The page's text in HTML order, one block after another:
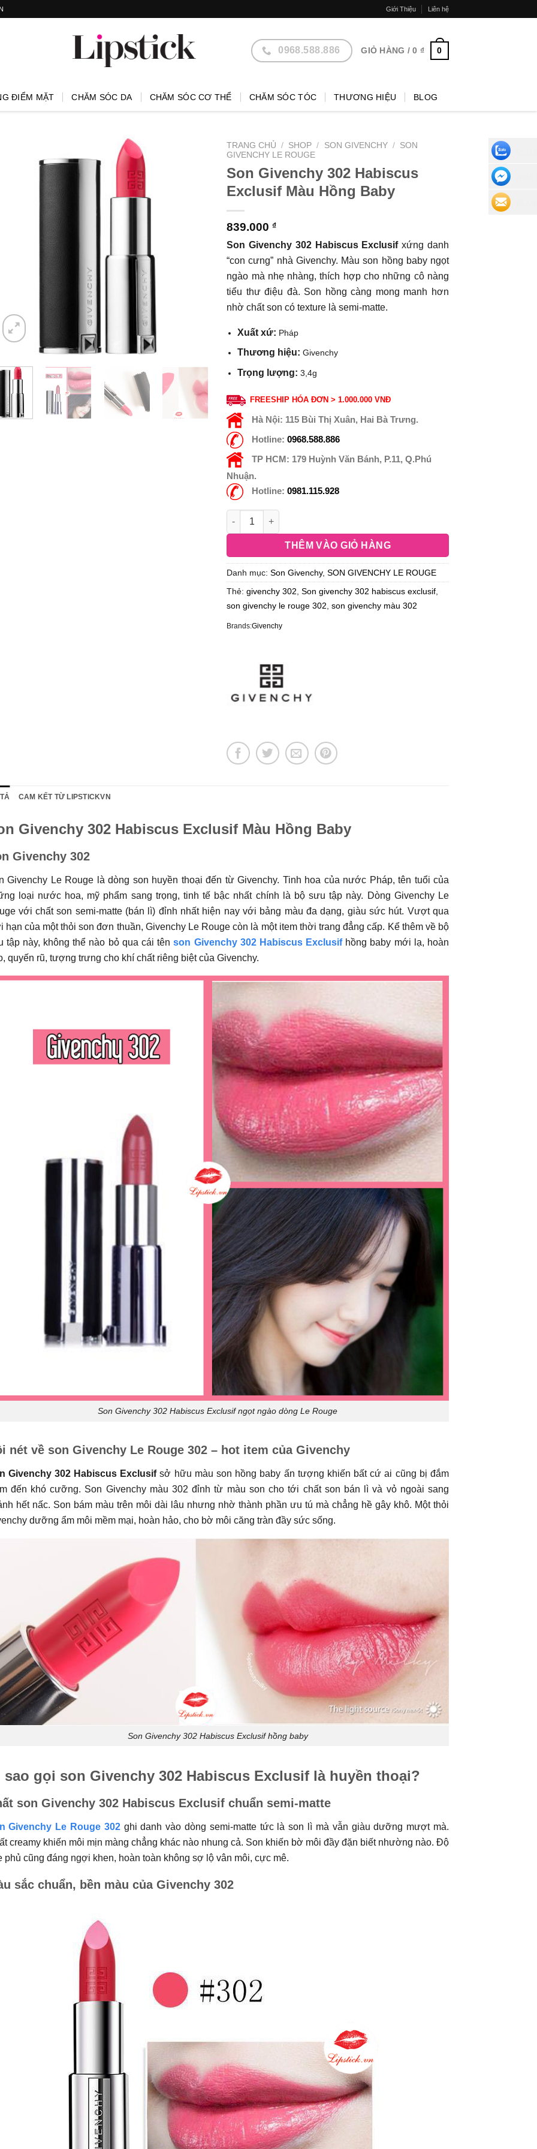
Giới Thiệu Liên hệ
0968.588.886 GIỎ HÀNG /0 ₫ 0
ĐIỂM MẶT CHĂM SÓC DA CHĂM SÓC CƠ THỂ CHĂM SÓC TÓC THƯƠNG HIỆU BLOG
TRANG CHỦ / SHOP / SON GIVENCHY /
SON
GIVENCHY LE ROUGE
Son Givenchy 302 Habiscus
Exclusif Màu Hồng Baby
839.000₫
Son Givenchy 302 Habiscus Exclusifxứng danh
“con cưng” nhà Givenchy. Màu son hồng baby ngọt
ngào mà nhẹ nhàng, thích hợp cho những cô nàng
tiểu thư điệu đà. Son hồng càng mong manh hơn
nhờ chất son có texture là semi-matte.
Xuất xứ: Pháp
Thương hiệu: Givenchy
Trọng lượng: 3,4g
FREESHIP HÓA ĐƠN > 1.000.000 VNĐ
Hà Nội: 115 Bùi Thị Xuân, Hai Bà Trưng.
Hotline:0968.588.886
TP HCM: 179 Huỳnh Văn Bánh, P.11, Q.Phú
Nhuận.
Hotline:0981.115.928
THÊM VÀO GIỎ HÀNG
Danh mục:Son Givenchy,SON GIVENCHY LE ROUGE
Thẻ:givenchy 302 ,Son givenchy 302 habiscus exclusif
son givenchy le rouge 302 ,son givenchy màu 302
Brands:Givenchy
CAM KẾT TỪ LIPSTICKVN
Givenchy 302 Habiscus Exclusif Màu Hồng Baby
Givenchy 302
Givenchy Le Rouge là dòng son huyền thoại đến từ Givenchy. Tinh hoa của nước Pháp, tên tuổi của
loại nước hoa, mỹ phẩm sang trọng, tinh tế bậc nhất chính là bộ sưu tập này. Dòng Givenchy Le
với chất son semi-matte (bán lì) đỉnh nhất hiện nay với bảng màu đa dạng, giàu sức hút. Vượt qua
hạn của một thỏi son đơn thuần, Givenchy Le Rouge còn là một item thời trang đẳng cấp. Kể thêm về bộ
tập này, không thể nào bỏ qua cái tênson Givenchy 302 Habiscus Exclusif hồng baby mới lạ, hoàn
quyến rũ, tượng trưng cho khí chất riêng biệt của Givenchy.
Son Givenchy 302 Habiscus Exclusif ngọt ngào dòng Le Rouge
nét về son Givenchy Le Rouge 302 – hot item của Givenchy
Givenchy 302 Habiscus Exclusifsở hữu màu son hồng baby ấn tượng khiến bất cứ ai cũng bị đắm
đến khó cưỡng. Son Givenchy màu 302 đỉnh từ màu son cho tới chất son bán lì và vỏ ngoài sang
hết nấc. Son bám màu trên môi dài lâu nhưng nhờ thành phần ưu tú mà chẳng hề gây khô. Một thỏi
dưỡng ẩm môi mềm mại, hoàn hảo, cho bờ môi căng tràn đầy sức sống.
Son Givenchy 302 Habiscus Exclusif hồng baby
sao gọi son Givenchy 302 Habiscus Exclusif là huyền thoại?
son Givenchy 302 Habiscus Exclusif chuẩn semi-matte
Givenchy Le Rouge 302ghi danh vào dòng semi-matte tức là son lì mà vẫn giàu dưỡng mượt mà.
creamy khiến môi mịn màng chẳng khác nào nhung cả. Son khiến bờ môi đầy đặn biết nhường nào. Độ
phủ cũng đáng ngợi khen, hoàn toàn không sợ lộ vân môi, cực mê.
sắc chuẩn, bền màu của Givenchy 302